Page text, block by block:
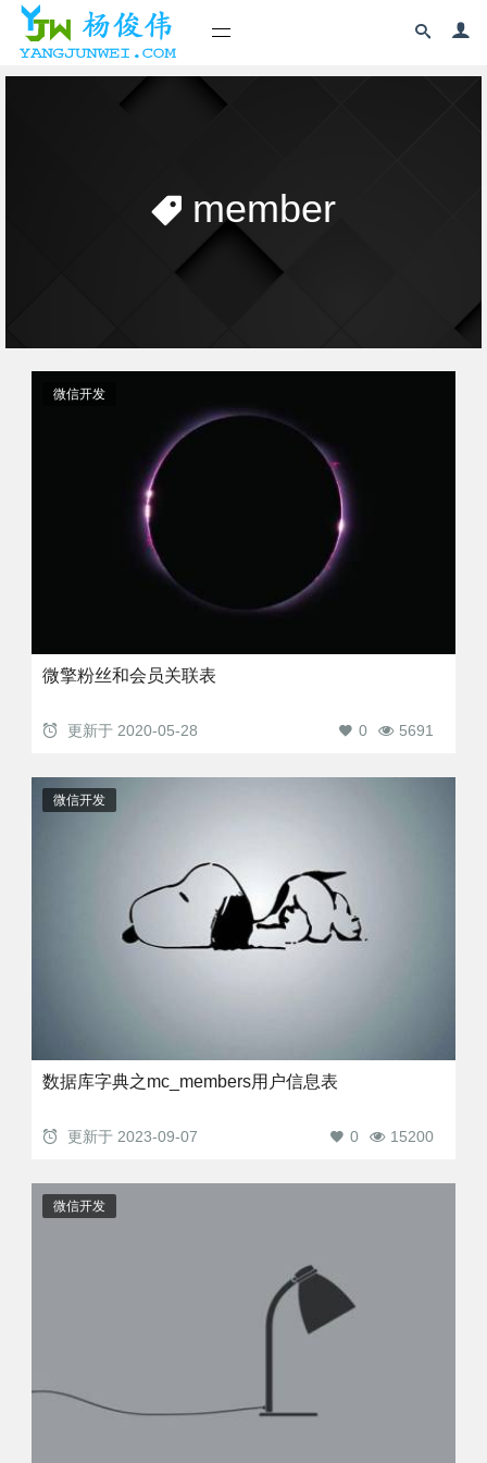
member
微信开发
微擎粉丝和会员关联表
更新于 2020-05-28 5691
0
微信开发
数据库字典之mc_members用户信息表
更新于 2023-09-07 15200
0
微信开发